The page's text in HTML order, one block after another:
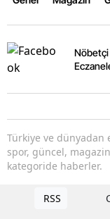
Nöbetçi
Türkiye ve dünyadan
spor, güncel,
kategoride haberler.
RSS